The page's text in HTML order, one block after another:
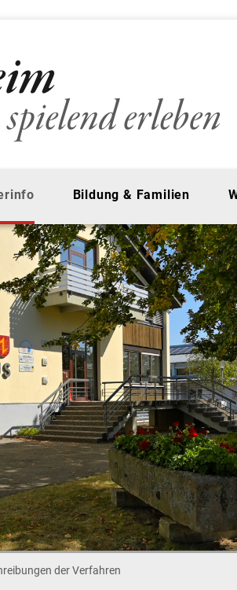
Bildung & Familien
der Verfahren